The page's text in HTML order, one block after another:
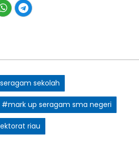
sekolah
#mark up seragam sma negeri
riau